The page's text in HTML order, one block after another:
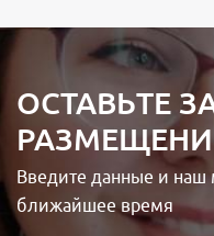
ОСТАВЬТЕ
Введите данные и наш
ближайшее время